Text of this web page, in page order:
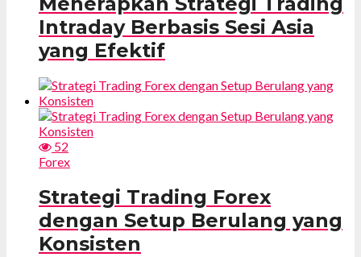
Intraday Berbasis Sesi Asia
yang Efektif
52
Forex
Strategi Trading Forex
dengan Setup Berulang yang
Konsisten